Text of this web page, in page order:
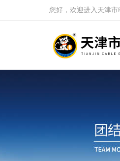
您好，欢迎进入天津市